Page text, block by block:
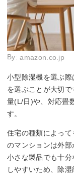
By:amazon.co.jp
小型除湿機を選ぶ
を選ぶことが大切
量(L/日)や、対応畳
す。
住宅の種類によっ
のマンションは外
小さな製品でも十
しやすいため、除